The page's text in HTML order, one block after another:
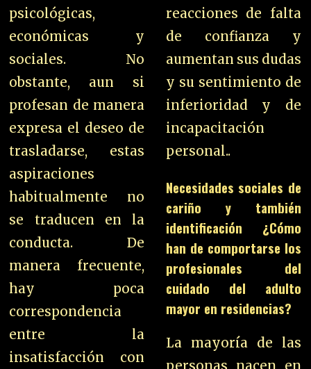
psicológicas,
económicas y
sociales. No
obstante, aun si
profesan de manera
expresa el deseo de
trasladarse, estas
aspiraciones
habitualmente no
se traducen en la
conducta. De
manera frecuente,
hay poca
correspondencia
entre la
insatisfacción con
reacciones de falta
de confianza y
aumentan sus dudas
y su sentimiento de
inferioridad y de
incapacitación
personal..
Necesidades sociales de
cariño y también
identificación ¿Cómo
han de comportarse los
profesionales del
cuidado del adulto
mayor en residencias?
La mayoría de las